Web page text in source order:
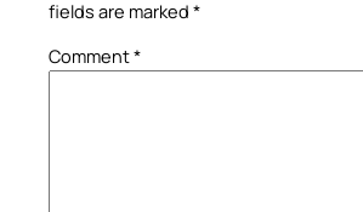
fields are marked *
Comment*